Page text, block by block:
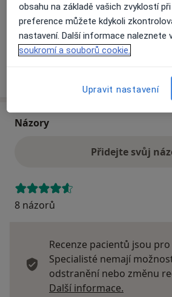
Způsoby platby (soukromé
Na teto adrese lékař přijímá
Detaily
o
Názory
Přidejte svůj
8 názorů
Recenze pacientů jsou
Specialisté nemají
odstranění nebo změnu
Další informace.
obsahu na základě vašich zvyklostí
preference můžete kdykoli
nastavení. Další informace naleznete
soukromí a souborů cookie.
Upravit nastavení